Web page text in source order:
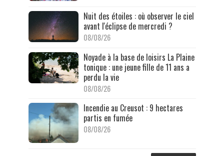
Nuit des étoiles : où observer le ciel
avant l'éclipse de mercredi ?
08/08/26
Noyade à la base de loisirs La Plaine
tonique : une jeune fille de 11 ans a
perdu la vie
08/08/26
Incendie au Creusot : 9 hectares
partis en fumée
08/08/26